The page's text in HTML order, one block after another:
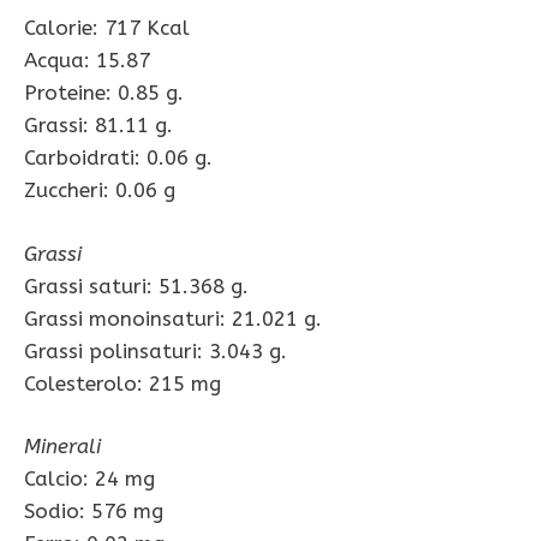
Calorie: 717 Kcal
Acqua: 15.87
Proteine: 0.85 g.
Grassi: 81.11 g.
Carboidrati: 0.06 g.
Zuccheri: 0.06 g
Grassi
Grassi saturi: 51.368 g.
Grassi monoinsaturi: 21.021 g.
Grassi polinsaturi: 3.043 g.
Colesterolo: 215 mg
Minerali
Calcio: 24 mg
Sodio: 576 mg